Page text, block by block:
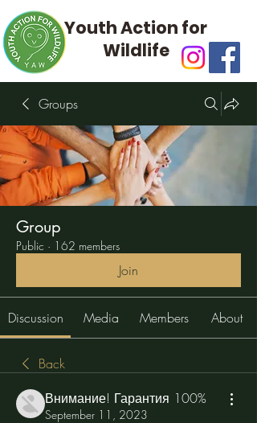
Youth Action for
Wildlife
Groups
Group
Public · 162 members
Join
Discussion Media Members About
Back
Внимание! Гарантия 100%
September 11, 2023